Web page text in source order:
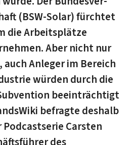
(BSW-Solar) fürchtet
die Arbeitsplätze
Aber nicht nur
Anleger im Bereich
würden durch die
beeinträchtigt
befragte deshalb
Podcastserie Carsten